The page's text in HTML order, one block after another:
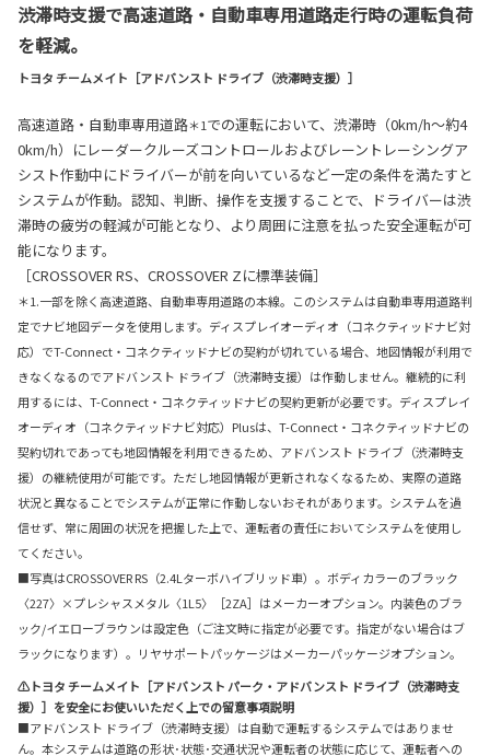
渋滞時支援で高速道路・自動車専用道路走行時の運転負荷
を軽減。
トヨタ チームメイト［アドバンスト ドライブ（渋滞時支援）］
高速道路・自動車専用道路＊1での運転において、渋滞時（0km/h～約4
0km/h）にレーダークルーズコントロールおよびレーントレーシングア
シスト作動中にドライバーが前を向いているなど一定の条件を満たすと
システムが作動。認知、判断、操作を支援することで、ドライバーは渋
滞時の疲労の軽減が可能となり、より周囲に注意を払った安全運転が可
能になります。
［CROSSOVER RS、CROSSOVER Zに標準装備］
＊1.一部を除く高速道路、自動車専用道路の本線。このシステムは自動車専用道路判
定でナビ地図データを使用します。ディスプレイオーディオ（コネクティッドナビ対
応）でT-Connect・コネクティッドナビの契約が切れている場合、地図情報が利用で
きなくなるのでアドバンスト ドライブ（渋滞時支援）は作動しません。継続的に利
用するには、T-Connect・コネクティッドナビの契約更新が必要です。ディスプレイ
オーディオ（コネクティッドナビ対応）Plusは、T-Connect・コネクティッドナビの
契約切れであっても地図情報を利用できるため、アドバンスト ドライブ（渋滞時支
援）の継続使用が可能です。ただし地図情報が更新されなくなるため、実際の道路
状況と異なることでシステムが正常に作動しないおそれがあります。システムを過
信せず、常に周囲の状況を把握した上で、運転者の責任においてシステムを使用し
てください。
■写真はCROSSOVER RS（2.4Lターボハイブリッド車）。ボディカラーのブラック
〈227〉×プレシャスメタル〈1L5〉［2ZA］はメーカーオプション。内装色のブラ
ック/イエローブラウンは設定色（ご注文時に指定が必要です。指定がない場合はブ
ラックになります）。リヤサポートパッケージはメーカーパッケージオプション。
⚠トヨタ チームメイト［アドバンスト パーク・アドバンスト ドライブ（渋滞時支
援）］を安全にお使いいただく上での留意事項説明
■アドバンスト ドライブ（渋滞時支援）は自動で運転するシステムではありませ
ん。本システムは道路の形状･状態･交通状況や運転者の状態に応じて、運転者への